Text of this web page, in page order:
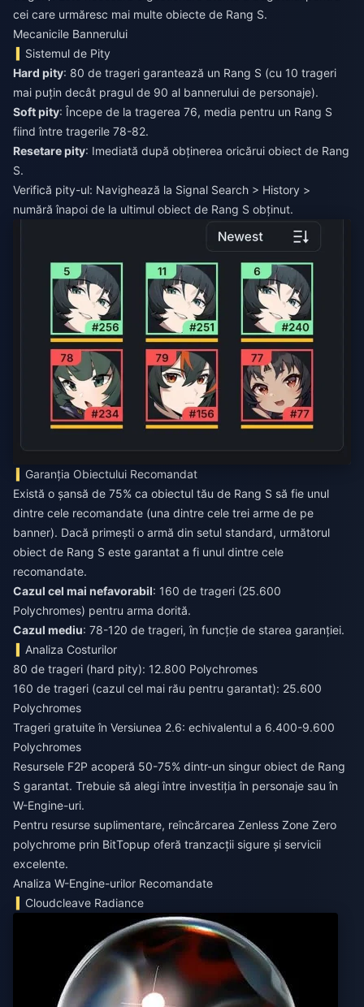
cei care urmăresc mai multe obiecte de Rang S.
Mecanicile Bannerului
Sistemul de Pity
Hard pity: 80 de trageri garantează un Rang S (cu 10 trageri
Soft pity: Începe de la tragerea 76, media pentru un Rang S
Resetare pity: Imediată după obținerea oricărui obiect de Rang
S.
Verifică pity-ul: Navighează la Signal Search > History >
numără înapoi de la ultimul obiect de Rang S obținut.
Garanția Obiectului Recomandat
Există o șansă de 75% ca obiectul tău de Rang S să fie unul
dintre cele recomandate (una dintre cele trei arme de pe
banner). Dacă primești o armă din setul standard, următorul
obiect de Rang S este garantat a fi unul dintre cele
recomandate.
Cazul cel mai nefavorabil: 160 de trageri (25.600
Cazul mediu: 78-120 de trageri, în funcție de starea garanției.
Analiza Costurilor
80 de trageri (hard pity): 12.800 Polychromes
160 de trageri (cazul cel mai rău pentru garantat): 25.600
Polychromes
Trageri gratuite în Versiunea 2.6: echivalentul a 6.400-9.600
Polychromes
Resursele F2P acoperă 50-75% dintr-un singur obiect de Rang
S garantat. Trebuie să alegi între investiția în personaje sau în
W-Engine-uri.
Pentru resurse suplimentare, reîncărcarea Zenless Zone Zero
polychrome prin BitTopup oferă tranzacții sigure și servicii
excelente.
Analiza W-Engine-urilor Recomandate
Cloudcleave Radiance